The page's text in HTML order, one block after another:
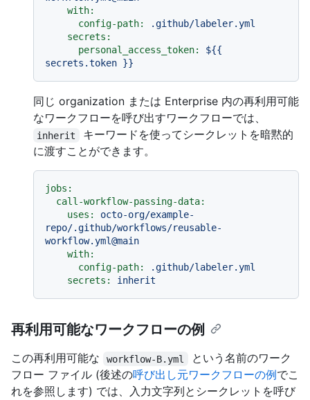
with:
config-path:
.github/labeler.yml
secrets:
personal_access_token:
${{
secrets.token }}
同じ organization または Enterprise 内の再利用可能
なワークフローを呼び出すワークフローでは、
inherit
キーワードを使ってシークレットを暗黙的
に渡すことができます。
jobs:
call-workflow-passing-data:
uses:
octo-org/example-
repo/.github/workflows/reusable-
workflow.yml@main
with:
config-path:
.github/labeler.yml
secrets:
inherit
再利用可能なワークフローの例
この再利用可能な workflow-B.yml
という名前のワーク
フロー ファイル (後述の呼び出し元ワークフローの例でこ
れを参照します) では、入力文字列とシークレットを呼び